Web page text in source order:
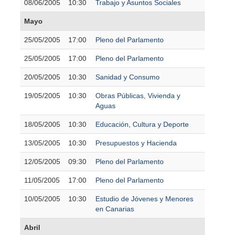
08/06/2005 10:30 Trabajo y Asuntos Sociales
Mayo
25/05/2005 17:00 Pleno del Parlamento
25/05/2005 17:00 Pleno del Parlamento
20/05/2005 10:30 Sanidad y Consumo
19/05/2005 10:30
Obras Públicas, Vivienda y
Aguas
18/05/2005 10:30 Educación, Cultura y Deporte
13/05/2005 10:30 Presupuestos y Hacienda
12/05/2005 09:30 Pleno del Parlamento
11/05/2005 17:00 Pleno del Parlamento
10/05/2005 10:30
Estudio de Jóvenes y Menores
en Canarias
Abril